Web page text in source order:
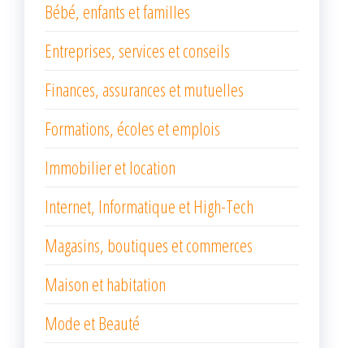
Bébé, enfants et familles
Entreprises, services et conseils
Finances, assurances et mutuelles
Formations, écoles et emplois
Immobilier et location
Internet, Informatique et High-Tech
Magasins, boutiques et commerces
Maison et habitation
Mode et Beauté